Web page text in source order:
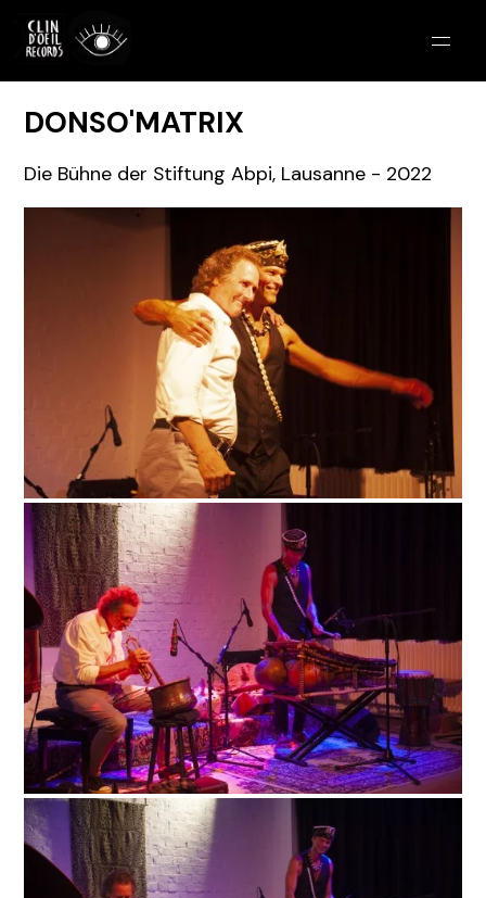
Label
Produktionen
Fotogalerie
Labomusica
Deutsch
DONSO'MATRIX
Die Bühne der Stiftung Abpi, Lausanne - 2022